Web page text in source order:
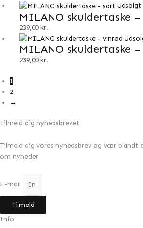
Udsolgt
MILANO skuldertaske
239,00kr.
MILANO skuldertaske
239,00kr.
1
2
→
Tilmeld dig nyhedsbrevet
Tilmeld dig vores nyhedsbrev og vær blandt
om nyheder
E-mail
Tilmeld
Info